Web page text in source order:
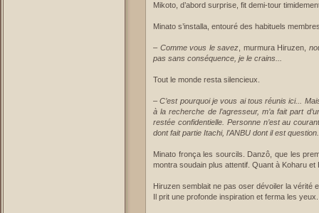
Mikoto, d’abord surprise, fit demi-tour
Minato s’installa, entouré des habituels
– Comme vous le savez , murmura Hiruzen,
pas sans conséquence, je le crains...
Tout le monde resta silencieux.
–C’est pourquoi je vous ai tous réunis ici...
à la recherche de l’agresseur, m’a fait part
restée confidentielle. Personne n’est au
dont fait partie Itachi, l’ANBU dont il est
Minato fronça les sourcils. Danzô, que les
montra soudain plus attentif. Quant à Koharu
Hiruzen semblait ne pas oser dévoiler la vérité
Il prit une profonde inspiration et ferma les yeux.